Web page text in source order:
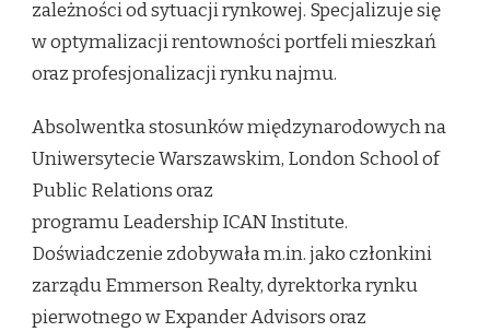
zależności od sytuacji rynkowej. Specjalizuje się
w optymalizacji rentowności portfeli mieszkań
oraz profesjonalizacji rynku najmu.
Absolwentka stosunków międzynarodowych na
Uniwersytecie Warszawskim, London School of
Public Relations oraz
programu Leadership ICAN Institute.
Doświadczenie zdobywała m.in. jako członkini
zarządu Emmerson Realty, dyrektorka rynku
pierwotnego w Expander Advisors oraz